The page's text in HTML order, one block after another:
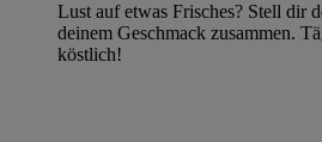
Lust auf etwas Frisches? Stell dir
deinem Geschmack zusammen.
köstlich!